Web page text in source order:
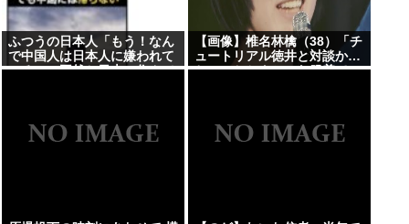
ふつうの日本人「もう！なん
で中国人は日本人に嫌われて
いるのに平然と日本に住んで
【画像】椎名林檎（38）「チ
ュートリアル徳井と対談か…
ちょっとセクシーな服着てい